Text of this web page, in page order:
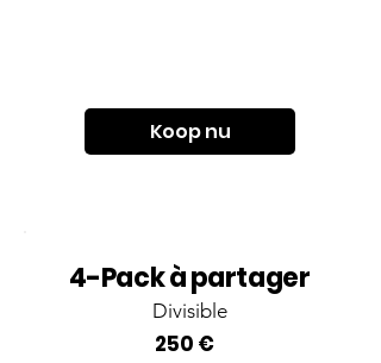
Koop nu
4-Pack à partager
Divisible
250 €